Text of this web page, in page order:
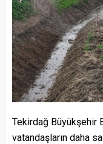
Tekirdağ Büyükşehir
vatandaşların daha